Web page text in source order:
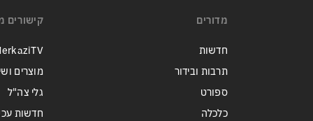
מדורים
חדשות
תרבות ובידור
ספורט
כלכלה
קישורים
מוצרים
גלי צה"ל
חדשות